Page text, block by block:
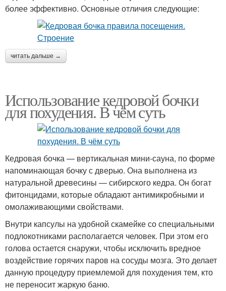
более эффективно. Основные отличия следующие:
читать дальше →
Использование кедровой бочки
для похудения. В чём суть
Кедровая бочка — вертикальная мини-сауна, по форме
напоминающая бочку с дверью. Она выполнена из
натуральной древесины — сибирского кедра. Он богат
фитонцидами, которые обладают антимикробными и
омолаживающими свойствами.
Внутри капсулы на удобной скамейке со специальными
подлокотниками располагается человек. При этом его
голова остается снаружи, чтобы исключить вредное
воздействие горячих паров на сосуды мозга. Это делает
данную процедуру приемлемой для похудения тем, кто
не переносит жаркую баню.